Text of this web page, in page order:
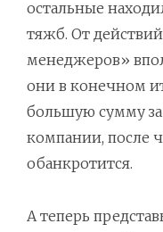
остальные
тяжб. От
менеджеров»
они в конечном
большую сумму
компании, после
обанкротится.
А теперь